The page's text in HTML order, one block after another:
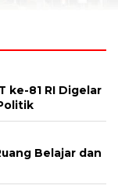
ke-81 RI Digelar
Belajar dan